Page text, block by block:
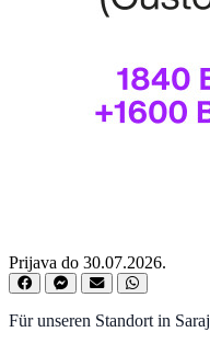
Prijava do 30.07.2026.
Für unseren Standort in